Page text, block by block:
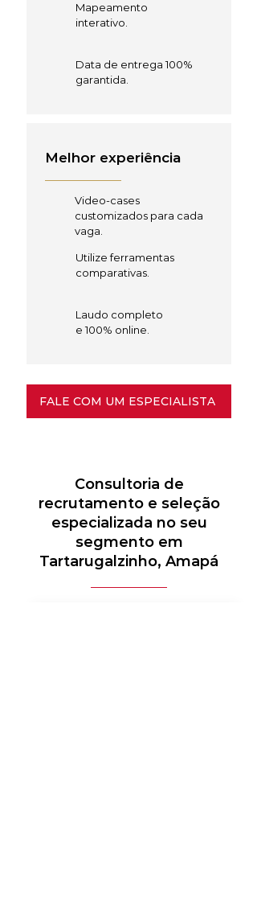
Mapeamento
interativo.
Data de entrega 100%
garantida.
Melhor experiência
Video-cases
customizados para cada
vaga.
Utilize ferramentas
comparativas.
Laudo completo
e 100% online.
FALE COM UM ESPECIALISTA
Consultoria de
recrutamento e seleção
especializada no seu
segmento em
Tartarugalzinho, Amapá